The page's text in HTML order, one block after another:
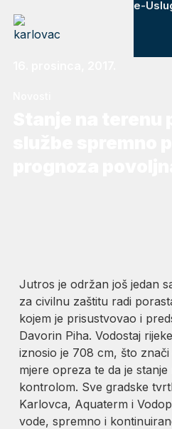
e-
Jutros je održan još jedan
za civilnu zaštitu radi
kojem je prisustvovao i
Davorin Piha. Vodostaj
iznosio je 708 cm, što
mjere opreza te da je
kontrolom. Sve gradske
Karlovca, Aquaterm i
vode, spremno i